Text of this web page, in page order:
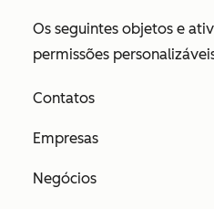
Os seguintes objetos e
permissões
Contatos
Empresas
Negócios